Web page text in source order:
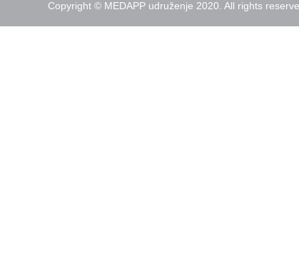
Copyright © MEDAPP udruženje 2020. All rights